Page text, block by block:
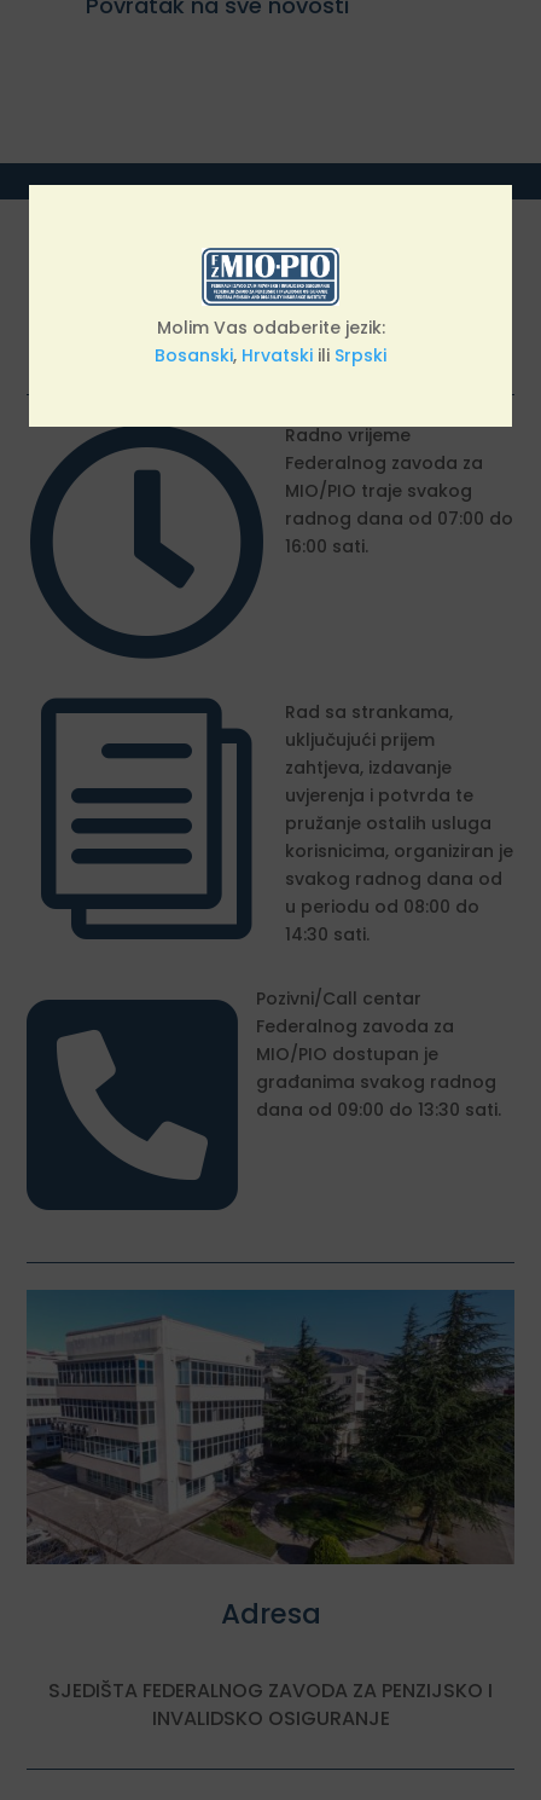
Radno vrijeme
RADNO VRIJEME - Federalnog zavoda za penzijsko
i invalidsko osiguranje

Radno vrijeme
Federalnog zavoda za
MIO/PIO traje svakog
radnog dana od 07:00 do
16:00 sati.
i
Rad sa strankama,
uključujući prijem
zahtjeva, izdavanje
uvjerenja i potvrda te
pružanje ostalih usluga
korisnicima, organiziran je
svakog radnog dana od
u periodu od 08:00 do
14:30 sati.

Pozivni/Call centar
Federalnog zavoda za
MIO/PIO dostupan je
građanima svakog radnog
dana od 09:00 do 13:30 sati.
Adresa
SJEDIŠTA FEDERALNOG ZAVODA ZA PENZIJSKO I
INVALIDSKO OSIGURANJE
Molim Vas odaberite jezik:
Bosanski, Hrvatski ili Srpski